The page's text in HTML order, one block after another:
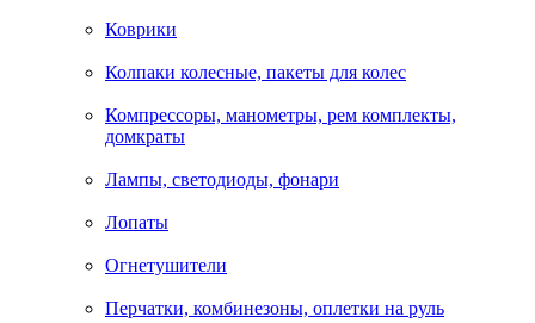
Коврики
Колпаки колесные, пакеты для колес
Компрессоры, манометры, рем комплекты,
домкраты
Лампы, светодиоды, фонари
Лопаты
Огнетушители
Перчатки, комбинезоны, оплетки на руль